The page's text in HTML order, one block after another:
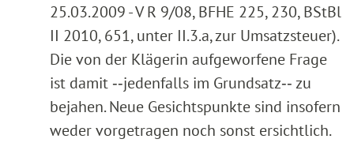
25.03.2009 - V R 9/08, BFHE 225, 230, BStBl
II 2010, 651, unter II.3.a, zur Umsatzsteuer).
Die von der Klägerin aufgeworfene Frage
ist damit ‑‑jedenfalls im Grundsatz‑‑ zu
bejahen. Neue Gesichtspunkte sind insofern
weder vorgetragen noch sonst ersichtlich.